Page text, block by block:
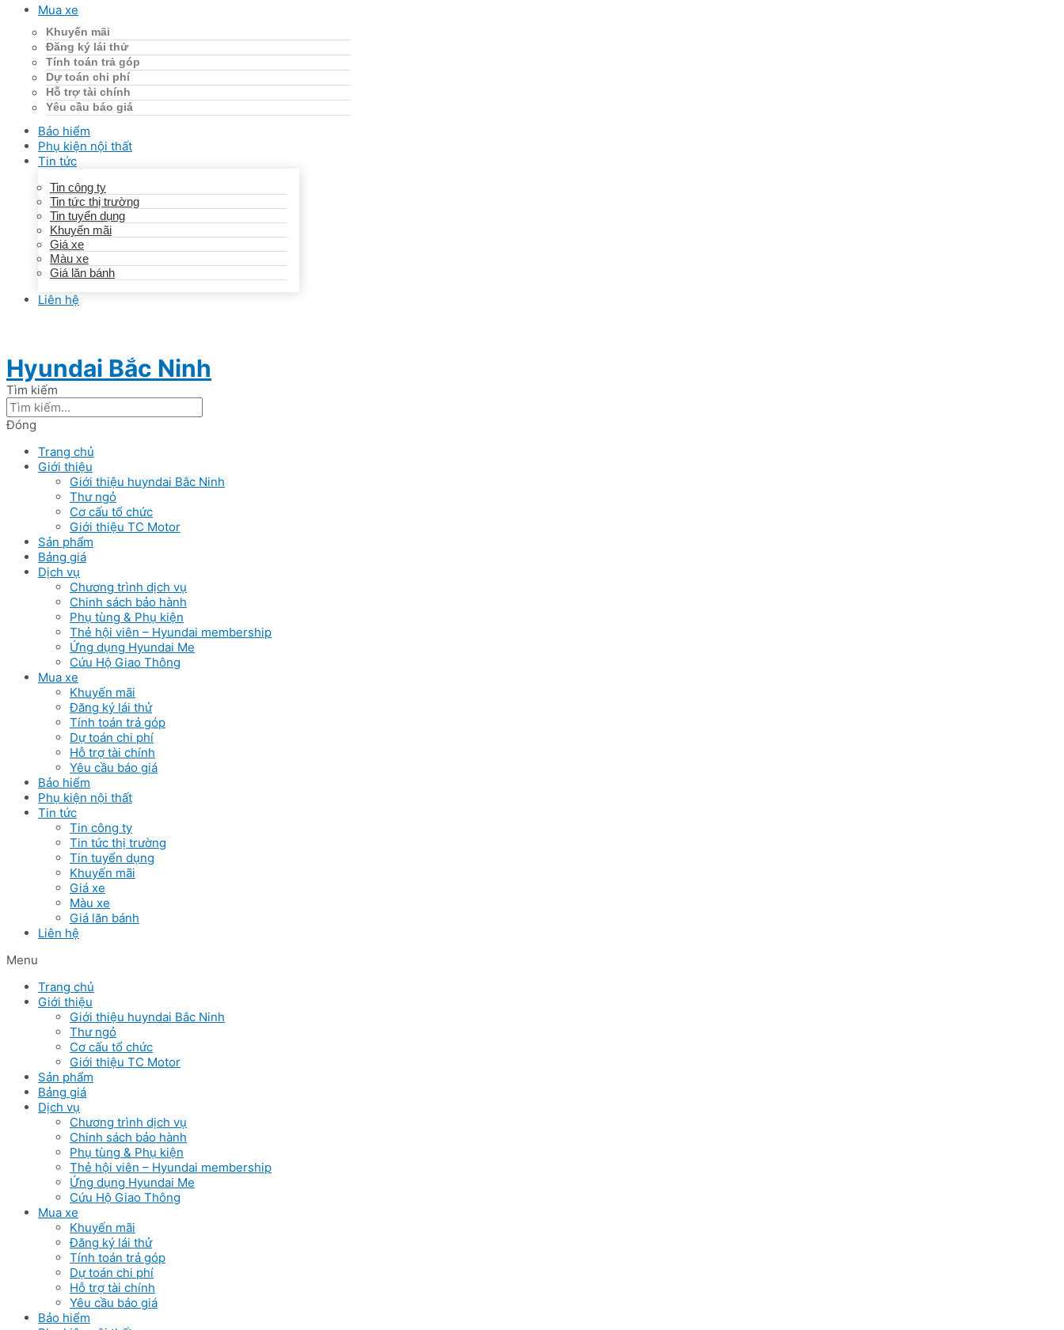
Mua xe
Khuyến mãi
Đăng ký lái thử
Tính toán trả góp
Dự toán chi phí
Hỗ trợ tài chính
Yêu cầu báo giá
Bảo hiểm
Phụ kiện nội thất
Tin tức
Tin công ty
Tin tức thị trường
Tin tuyển dụng
Khuyến mãi
Giá xe
Màu xe
Giá lăn bánh
Liên hệ
Hyundai Bắc Ninh
Tìm kiếm
Đóng
Trang chủ
Giới thiệu
Giới thiệu huyndai Bắc Ninh
Thư ngỏ
Cơ cấu tổ chức
Giới thiệu TC Motor
Sản phẩm
Bảng giá
Dịch vụ
Chương trình dịch vụ
Chinh sách bảo hành
Phụ tùng & Phụ kiện
Thẻ hội viên – Hyundai membership
Ứng dụng Hyundai Me
Cứu Hộ Giao Thông
Mua xe
Khuyến mãi
Đăng ký lái thử
Tính toán trả góp
Dự toán chi phí
Hỗ trợ tài chính
Yêu cầu báo giá
Bảo hiểm
Phụ kiện nội thất
Tin tức
Tin công ty
Tin tức thị trường
Tin tuyển dụng
Khuyến mãi
Giá xe
Màu xe
Giá lăn bánh
Liên hệ
Menu
Trang chủ
Giới thiệu
Giới thiệu huyndai Bắc Ninh
Thư ngỏ
Cơ cấu tổ chức
Giới thiệu TC Motor
Sản phẩm
Bảng giá
Dịch vụ
Chương trình dịch vụ
Chinh sách bảo hành
Phụ tùng & Phụ kiện
Thẻ hội viên – Hyundai membership
Ứng dụng Hyundai Me
Cứu Hộ Giao Thông
Mua xe
Khuyến mãi
Đăng ký lái thử
Tính toán trả góp
Dự toán chi phí
Hỗ trợ tài chính
Yêu cầu báo giá
Bảo hiểm